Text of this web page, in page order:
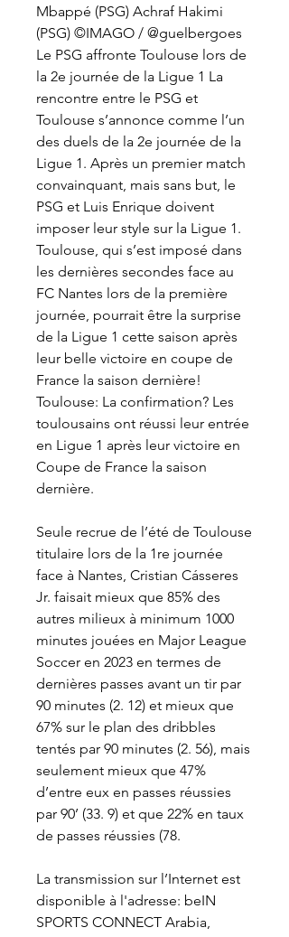
Mbappé (PSG) Achraf Hakimi
(PSG) ©IMAGO / @guelbergoes
Le PSG affronte Toulouse lors de
la 2e journée de la Ligue 1 La
rencontre entre le PSG et
Toulouse s’annonce comme l’un
des duels de la 2e journée de la
Ligue 1. Après un premier match
convainquant, mais sans but, le
PSG et Luis Enrique doivent
imposer leur style sur la Ligue 1.
Toulouse, qui s’est imposé dans
les dernières secondes face au
FC Nantes lors de la première
journée, pourrait être la surprise
de la Ligue 1 cette saison après
leur belle victoire en coupe de
France la saison dernière!
Toulouse: La confirmation? Les
toulousains ont réussi leur entrée
en Ligue 1 après leur victoire en
Coupe de France la saison
dernière.
Seule recrue de l’été de Toulouse
titulaire lors de la 1re journée
face à Nantes, Cristian Cásseres
Jr. faisait mieux que 85% des
autres milieux à minimum 1000
minutes jouées en Major League
Soccer en 2023 en termes de
dernières passes avant un tir par
90 minutes (2. 12) et mieux que
67% sur le plan des dribbles
tentés par 90 minutes (2. 56), mais
seulement mieux que 47%
d’entre eux en passes réussies
par 90’ (33. 9) et que 22% en taux
de passes réussies (78.
La transmission sur l’Internet est
disponible à l'adresse: beIN
SPORTS CONNECT Arabia,